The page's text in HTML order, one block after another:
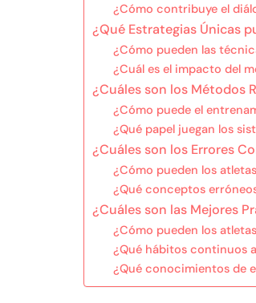
¿Cómo contribuye el
¿Qué Estrategias Únicas
¿Cómo pueden las
¿Cuál es el impacto del
¿Cuáles son los Métodos
¿Cómo puede el
¿Qué papel juegan los
¿Cuáles son los Errores
¿Cómo pueden los
¿Qué conceptos
¿Cuáles son las Mejores
¿Cómo pueden los
¿Qué hábitos continuos
¿Qué conocimientos de